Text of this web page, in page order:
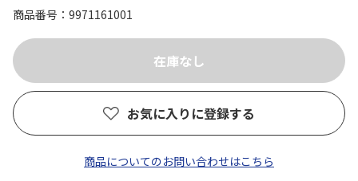
商品番号
9971161001
お気に入りに登録する
商品についてのお問い合わせはこちら